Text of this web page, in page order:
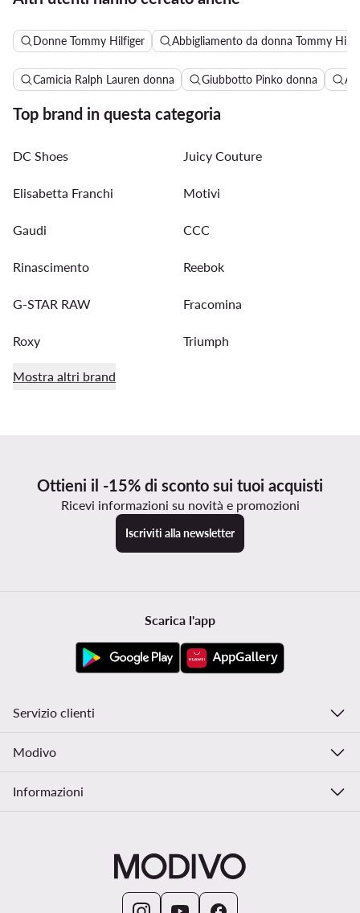
Donne Tommy Hilfiger Abbigliamento da donna Tommy
Camicia Ralph Lauren donna Giubbotto Pinko donna
Top brand in questa categoria
DC Shoes Juicy Couture
Elisabetta Franchi Motivi
Gaudi CCC
Rinascimento Reebok
G-STAR RAW Fracomina
Roxy Triumph
Mostra altri brand
Ottieni il -15% di sconto sui tuoi acquisti
Ricevi informazioni su novità e promozioni
Iscriviti alla newsletter
Scarica l'app
Servizio clienti
Modivo
Informazioni